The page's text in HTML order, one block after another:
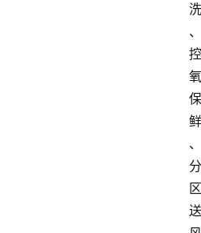
洗
、
控
氧
保
鲜
、
分
区
送